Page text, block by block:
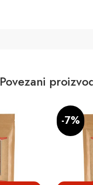
Povezani
-7%